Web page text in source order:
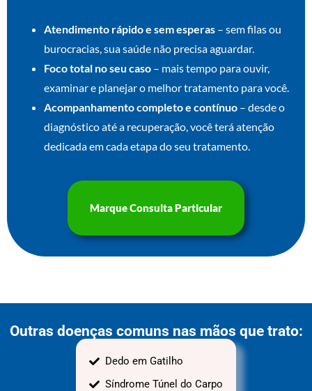
Atendimento rápido e sem esperas – sem filas ou
burocracias, sua saúde não precisa aguardar.
Foco total no seu caso – mais tempo para ouvir,
examinar e planejar o melhor tratamento para você.
Acompanhamento completo e contínuo – desde o
diagnóstico até a recuperação, você terá atenção
dedicada em cada etapa do seu tratamento.
Marque Consulta Particular
Outras doenças comuns nas mãos que trato:
Dedo em Gatilho
Síndrome Túnel do Carpo